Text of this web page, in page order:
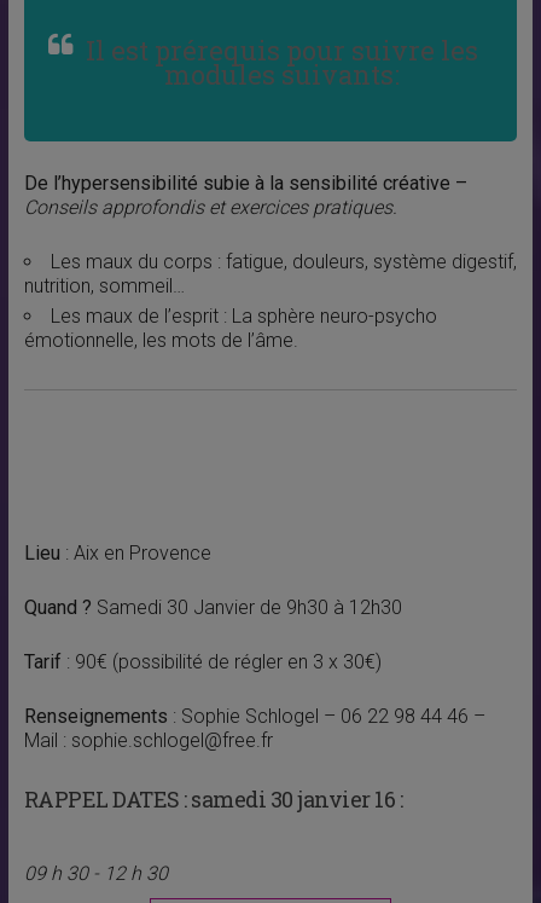
Il est prérequis pour suivre les
modules suivants:
De l’hypersensibilité subie à la sensibilité créative –
Conseils approfondis et exercices pratiques.
Les maux du corps : fatigue, douleurs, système digestif,
nutrition, sommeil…
Les maux de l’esprit : La sphère neuro-psycho
émotionnelle, les mots de l’âme.
Lieu : Aix en Provence
Quand ? Samedi 30 Janvier de 9h30 à 12h30
Tarif : 90€ (possibilité de régler en 3 x 30€)
Renseignements : Sophie Schlogel – 06 22 98 44 46 –
Mail : sophie.schlogel@free.fr
RAPPEL DATES :samedi 30 janvier 16 :
09 h 30 - 12 h 30